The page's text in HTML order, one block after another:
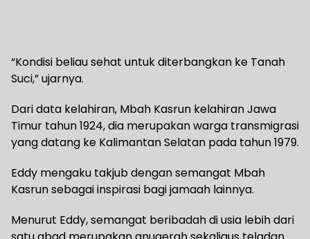
“Kondisi beliau sehat untuk diterbangkan ke Tanah
Suci,” ujarnya.
Dari data kelahiran, Mbah Kasrun kelahiran Jawa
Timur tahun 1924, dia merupakan warga transmigrasi
yang datang ke Kalimantan Selatan pada tahun 1979.
Eddy mengaku takjub dengan semangat Mbah
Kasrun sebagai inspirasi bagi jamaah lainnya.
Menurut Eddy, semangat beribadah di usia lebih dari